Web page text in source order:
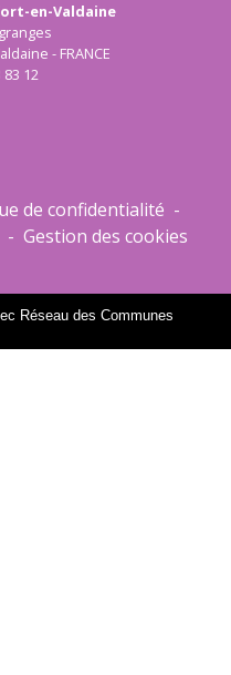
en-Valdaine
- FRANCE
83 12
de confidentialité -
- Gestion des cookies
Réseau des Communes